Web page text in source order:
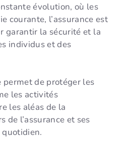
évolution, où les
courante, l’assurance est
garantir la sécurité et la
individus et des
permet de protéger les
les activités
les aléas de la
de l’assurance et ses